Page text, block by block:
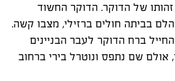
של הדוקר. הדוקר החשוד
בביתה חולים ברזילי, מצבו קשה.
ברח הדוקר לעבר הבניינים
אולם שם נתפס ונוטרל בירי ברחוב